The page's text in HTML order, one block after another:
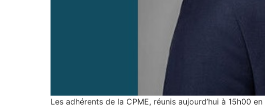
Les adhérents de la CPME, réunis aujourd’hui à 15h00